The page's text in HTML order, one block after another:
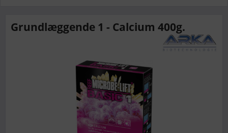
Grundlæggende 1 - Calcium 400g.